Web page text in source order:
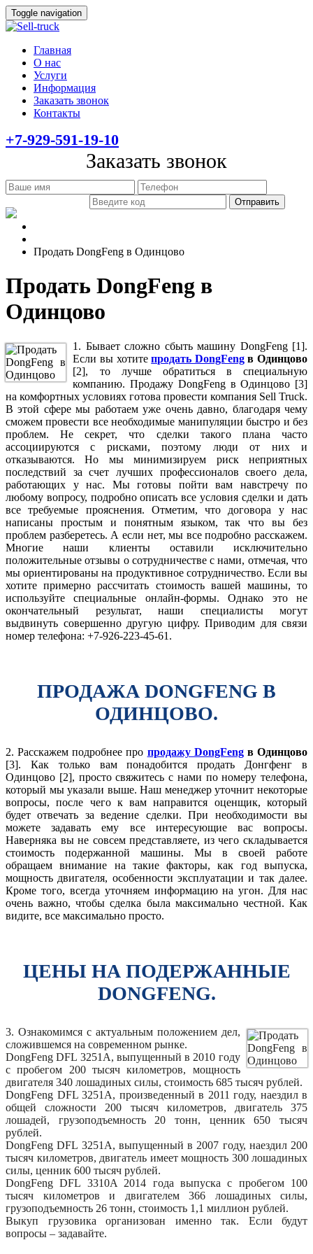
Toggle navigation
Главная
О нас
Услуги
Информация
Заказать звонок
Контакты
+7-929-591-19-10
Заказать звонок
Продать DongFeng в Одинцово
Продать DongFeng в
Одинцово
1. Бывает сложно сбыть машину DongFeng [1].
Если вы хотитепродать DongFengв Одинцово
[2], то лучше обратиться в специальную
компанию. Продажу DongFeng в Одинцово [3]
на комфортных условиях готова провести компания Sell Truck.
В этой сфере мы работаем уже очень давно, благодаря чему
сможем провести все необходимые манипуляции быстро и без
проблем. Не секрет, что сделки такого плана часто
ассоциируются с рисками, поэтому люди от них и
отказываются. Но мы минимизируем риск неприятных
последствий за счет лучших профессионалов своего дела,
работающих у нас. Мы готовы пойти вам навстречу по
любому вопросу, подробно описать все условия сделки и дать
все требуемые прояснения. Отметим, что договора у нас
написаны простым и понятным языком, так что вы без
проблем разберетесь. А если нет, мы все подробно расскажем.
Многие наши клиенты оставили исключительно
положительные отзывы о сотрудничестве с нами, отмечая, что
мы ориентированы на продуктивное сотрудничество. Если вы
хотите примерно рассчитать стоимость вашей машины, то
используйте специальные онлайн-формы. Однако это не
окончательный результат, наши специалисты могут
выдвинуть совершенно другую цифру. Приводим для связи
номер телефона: +7-926-223-45-61.
ПРОДАЖА DONGFENG В
ОДИНЦОВО.
2. Расскажем подробнее про продажу DongFengв Одинцово
[3]. Как только вам понадобится продать Донгфенг в
Одинцово [2], просто свяжитесь с нами по номеру телефона,
который мы указали выше. Наш менеджер уточнит некоторые
вопросы, после чего к вам направится оценщик, который
будет отвечать за ведение сделки. При необходимости вы
можете задавать ему все интересующие вас вопросы.
Наверняка вы не совсем представляете, из чего складывается
стоимость подержанной машины. Мы в своей работе
обращаем внимание на такие факторы, как год выпуска,
мощность двигателя, особенности эксплуатации и так далее.
Кроме того, всегда уточняем информацию на угон. Для нас
очень важно, чтобы сделка была максимально честной. Как
видите, все максимально просто.
ЦЕНЫ НА ПОДЕРЖАННЫЕ
DONGFENG.
3. Ознакомимся с актуальным положением дел,
сложившемся на современном рынке.
DongFeng DFL 3251A, выпущенный в 2010 году
с пробегом 200 тысяч километров, мощность
двигателя 340 лошадиных силы, стоимость 685 тысяч рублей.
DongFeng DFL 3251A, произведенный в 2011 году, наездил в
общей сложности 200 тысяч километров, двигатель 375
лошадей, грузоподъемность 20 тонн, ценник 650 тысяч
рублей.
DongFeng DFL 3251A, выпущенный в 2007 году, наездил 200
тысяч километров, двигатель имеет мощность 300 лошадиных
силы, ценник 600 тысяч рублей.
DongFeng DFL 3310A 2014 года выпуска с пробегом 100
тысяч километров и двигателем 366 лошадиных силы,
грузоподъемность 26 тонн, стоимость 1,1 миллион рублей.
Выкуп грузовика организован именно так. Если будут
вопросы – задавайте.